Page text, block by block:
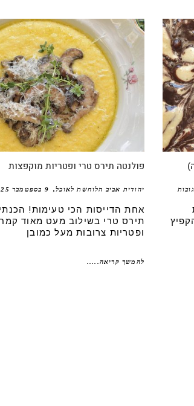
פולנטה תירס טרי ופטריות מוקפצות
יהודית אביב הלוחשת לאוכל 9 בספטמבר 2025
אחת הדייסות הכי טעימות!
תירס טרי בשילוב מעט מאוד
ופטריות צרובות מעל כמובן
להמשך קריאה.....